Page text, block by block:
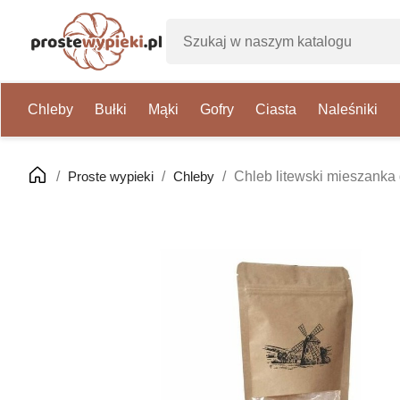
Chleby Bułki Mąki Gofry Ciasta Naleśniki
Proste wypieki Chleby Chleb litewski